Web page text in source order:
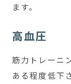
ます。
高血圧
筋力トレーニ
ある程度低下